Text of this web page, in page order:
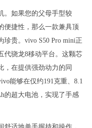
。如果您的父母手型较
便捷性，那么一款兼具顶
贵。vivo S50 Pro mini正
代骁龙8移动平台。这颗芯
，在提供强劲动力的同
能够在仅约191克重、8.1
的超大电池，实现了手感